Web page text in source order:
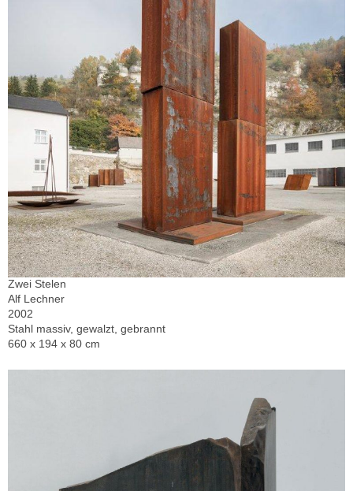
Zwei Stelen
Alf Lechner
2002
Stahl massiv, gewalzt, gebrannt
660 x 194 x 80 cm